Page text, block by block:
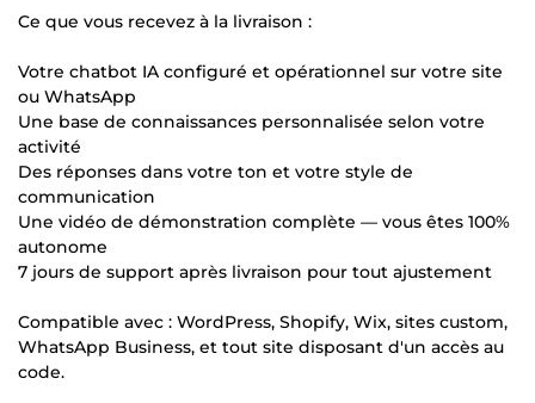
Ce que vous recevez à la livraison :
Votre chatbot IA configuré et opérationnel sur votre site
ou WhatsApp
Une base de connaissances personnalisée selon votre
activité
Des réponses dans votre ton et votre style de
communication
Une vidéo de démonstration complète — vous êtes 100%
autonome
7 jours de support après livraison pour tout ajustement
Compatible avec : WordPress, Shopify, Wix, sites custom,
WhatsApp Business, et tout site disposant d'un accès au
code.